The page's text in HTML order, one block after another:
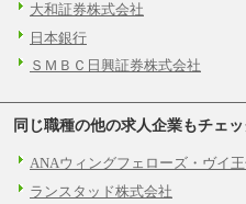
大和証券株式会社
日本銀行
ＳＭＢＣ日興証券株式会社
同じ職種の他の求人企業もチェ
ANAウィングフェローズ・ヴイ
ランスタッド株式会社